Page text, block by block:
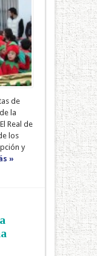
de
la
Real de
los
y
»